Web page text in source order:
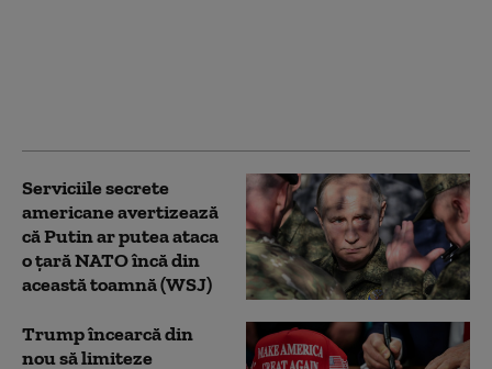
Serviciile secrete
americane avertizează
că Putin ar putea ataca
o țară NATO încă din
această toamnă (WSJ)
Trump încearcă din
nou să limiteze